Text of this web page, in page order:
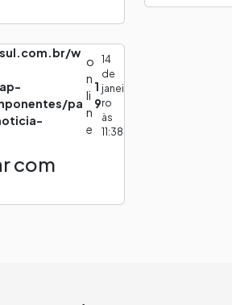
w
pa
o
n
li
n
e
1
9
14
de
janei
ro
às
11:38
com